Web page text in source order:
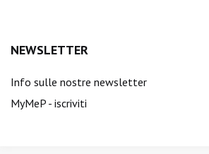
NEWSLETTER
Info sulle nostre newsletter
MyMeP - iscriviti